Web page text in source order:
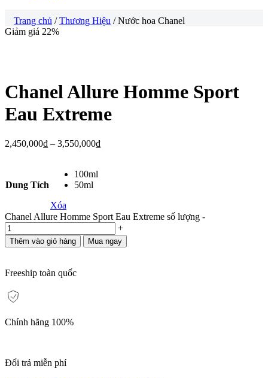
Trang chủ /Thương Hiệu / Nước hoa Chanel
Giảm giá 22%
Chanel Allure Homme Sport
Eau Extreme
2,450,000₫ – 3,550,000₫
Dung Tích
100ml
50ml
Xóa
Chanel Allure Homme Sport Eau Extreme số lượng -
+
Thêm vào giỏ hàng Mua ngay
Freeship toàn quốc
Chính hãng 100%
Đổi trả miễn phí